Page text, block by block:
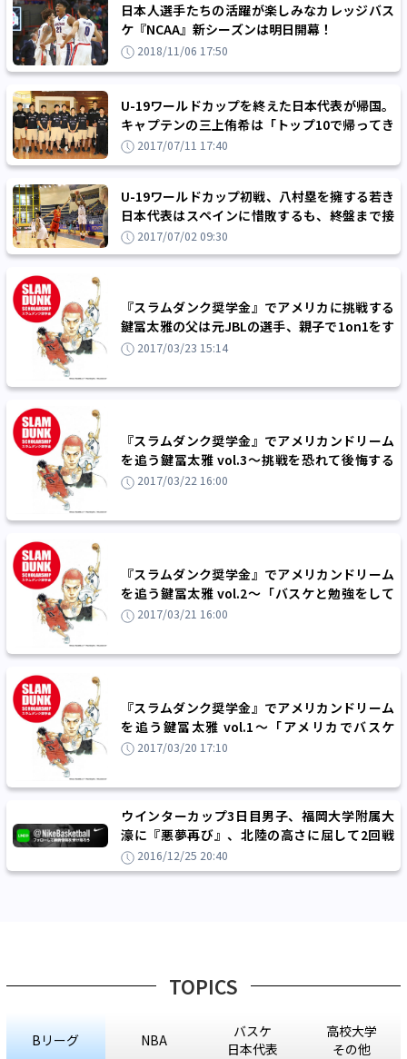
日本人選手たちの活躍が楽しみなカレッジバス
ケ『NCAA』新シーズンは明日開幕！
2018/11/06 17:50
U-19ワールドカップを終えた日本代表が帰国。
キャプテンの三上侑希は「トップ10で帰ってき
て良かった」と笑顔で報告
2017/07/11 17:40
U-19ワールドカップ初戦、八村塁を擁する若き
日本代表はスペインに惜敗するも、終盤まで接
戦を演じる大健闘のスタート
2017/07/02 09:30
『スラムダンク奨学金』でアメリカに挑戦する
鍵冨太雅の父は元JBLの選手、親子で1on1をす
る『リアル沢北親子』だった！
2017/03/23 15:14
『スラムダンク奨学金』でアメリカンドリーム
を追う鍵冨太雅 vol.3～挑戦を恐れて後悔する
ようなことは、もうしたくない
2017/03/22 16:00
『スラムダンク奨学金』でアメリカンドリーム
を追う鍵冨太雅 vol.2～「バスケと勉強をして
おけ」という環境で勝負の1年間
2017/03/21 16:00
『スラムダンク奨学金』でアメリカンドリーム
を追う鍵冨太雅 vol.1～「アメリカでバスケ
を」という夢を実現させるために
2017/03/20 17:10
ウインターカップ3日目男子、福岡大学附属大
濠に『悪夢再び』、北陸の高さに屈して2回戦
で姿を消す
2016/12/25 20:40
TOPICS
Bリーグ NBA
バスケ
日本代表
高校大学
その他